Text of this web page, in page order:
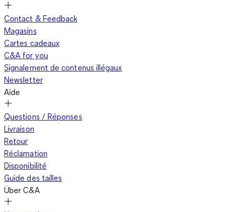
Contact & Feedback
Magasins
Cartes cadeaux
C&A for you
Signalement de contenus illégaux
Newsletter
Aide
Questions / Réponses
Livraison
Retour
Réclamation
Disponibilité
Guide des tailles
Über C&A